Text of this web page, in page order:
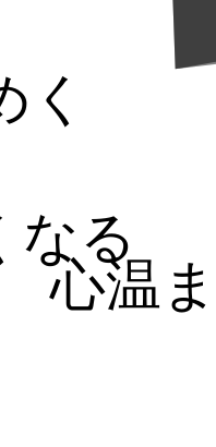
心温
なる
く